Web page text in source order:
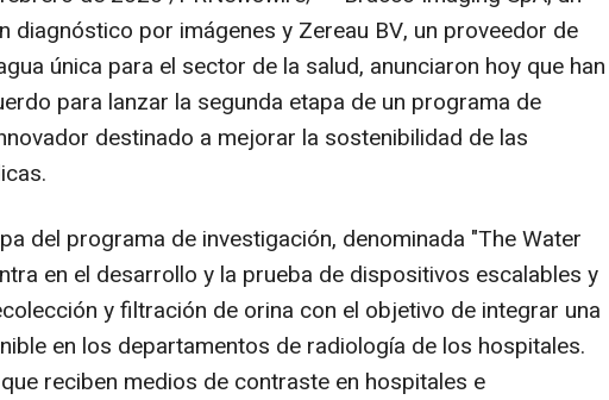
diagnóstico por imágenes y Zereau BV, un proveedor de
única para el sector de la salud, anunciaron hoy que han
para lanzar la segunda etapa de un programa de
destinado a mejorar la sostenibilidad de las
del programa de investigación, denominada "The Water
en el desarrollo y la prueba de dispositivos escalables y
y filtración de orina con el objetivo de integrar una
en los departamentos de radiología de los hospitales.
reciben medios de contraste en hospitales e